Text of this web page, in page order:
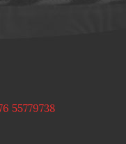
55779738